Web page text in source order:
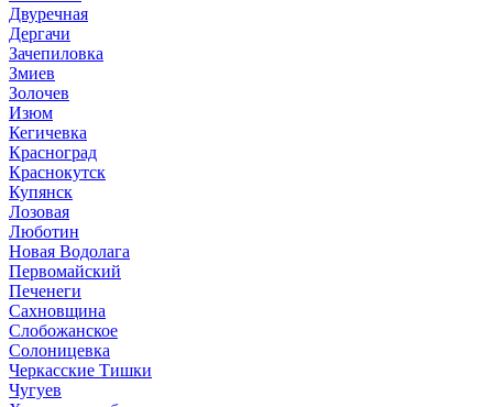
Двуречная
Дергачи
Зачепиловка
Змиев
Золочев
Изюм
Кегичевка
Красноград
Краснокутск
Купянск
Лозовая
Люботин
Новая Водолага
Первомайский
Печенеги
Сахновщина
Слобожанское
Солоницевка
Черкасские Тишки
Чугуев